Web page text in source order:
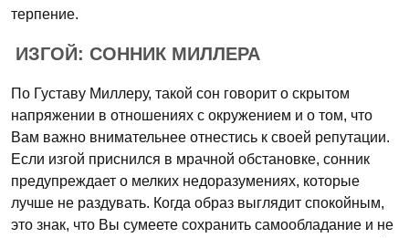
терпение.
ИЗГОЙ: СОННИК МИЛЛЕРА
По Густаву Миллеру, такой сон говорит о скрытом
напряжении в отношениях с окружением и о том, что
Вам важно внимательнее отнестись к своей репутации.
Если изгой приснился в мрачной обстановке, сонник
предупреждает о мелких недоразумениях, которые
лучше не раздувать. Когда образ выглядит спокойным,
это знак, что Вы сумеете сохранить самообладание и не